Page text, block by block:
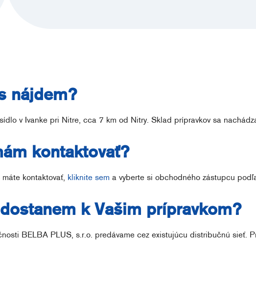
nájdem?
v Ivanke pri Nitre, cca 7 km od Nitry. Sklad prípravkov sa
kontaktovať?
kontaktovať, kliknite sem a vyberte si obchodného zástupcu
k Vašim prípravkom?
BELBA PLUS, s.r.o. predávame cez existujúcu distribučnú sieť.